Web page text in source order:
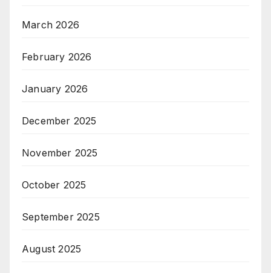
March 2026
February 2026
January 2026
December 2025
November 2025
October 2025
September 2025
August 2025